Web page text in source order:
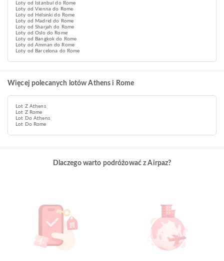
Loty od Istanbul do Rome
Loty od Vienna do Rome
Loty od Helsinki do Rome
Loty od Madrid do Rome
Loty od Sharjah do Rome
Loty od Oslo do Rome
Loty od Bangkok do Rome
Loty od Amman do Rome
Loty od Barcelona do Rome
Więcej polecanych lotów Athens i Rome
Lot Z Athens
Lot Z Rome
Lot Do Athens
Lot Do Rome
Dlaczego warto podróżować z Airpaz?